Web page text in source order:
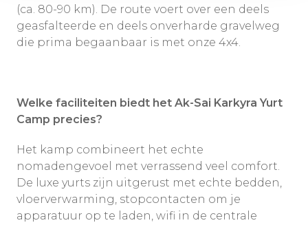
(ca. 80-90 km). De route voert over een deels
geasfalteerde en deels onverharde gravelweg
die prima begaanbaar is met onze 4x4.
Welke faciliteiten biedt het Ak-Sai Karkyra Yurt
Camp precies?
Het kamp combineert het echte
nomadengevoel met verrassend veel comfort.
De luxe yurts zijn uitgerust met echte bedden,
vloerverwarming, stopcontacten om je
apparatuur op te laden, wifi in de centrale